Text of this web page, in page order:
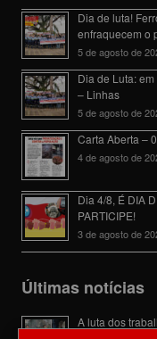
Dia de luta!
enfraquecem o
5 de agosto de
Dia de Luta:
– Linhas
5 de agosto de
Carta Aberta –
4 de agosto de
Dia 4/8, É DIA
PARTICIPE!
3 de agosto de
Últimas notícias
A luta dos